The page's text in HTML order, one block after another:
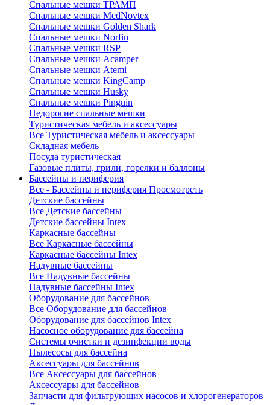
Спальные мешки ТРАМП
Cпальные мешки MedNovtex
Спальные мешки Golden Shark
Спальные мешки Norfin
Спальные мешки RSP
Спальные мешки Acamper
Спальные мешки Atemi
Спальные мешки KingCamp
Спальные мешки Husky
Спальные мешки Pinguin
Недорогие спальные мешки
Туристическая мебель и аксессуары
Все Туристическая мебель и аксессуары
Складная мебель
Посуда туристическая
Газовые плиты, грили, горелки и баллоны
Бассейны и периферия
Все - Бассейны и периферия Просмотреть
Детские бассейны
Все Детские бассейны
Детские бассейны Intex
Каркасные бассейны
Все Каркасные бассейны
Каркасные бассейны Intex
Надувные бассейны
Все Надувные бассейны
Надувные бассейны Intex
Оборудование для бассейнов
Все Оборудование для бассейнов
Оборудование для бассейнов Intex
Насосное оборудование для бассейна
Системы очистки и дезинфекции воды
Пылесосы для бассейна
Аксессуары для бассейнов
Все Аксессуары для бассейнов
Аксессуары для бассейнов
Запчасти для фильтрующих насосов и хлорогенераторов